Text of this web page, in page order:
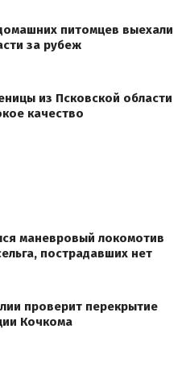
питомцев выехали
за рубеж
из Псковской области
качество
маневровый локомотив
пострадавших нет
проверит перекрытие
Кочкома